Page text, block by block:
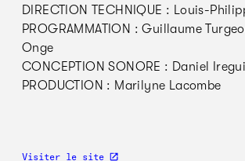
DIRECTION TECHNIQUE : Louis-
PROGRAMMATION : Guillaume
Onge
CONCEPTION SONORE : Daniel Iregui
PRODUCTION : Marilyne Lacombe
Visiter le site